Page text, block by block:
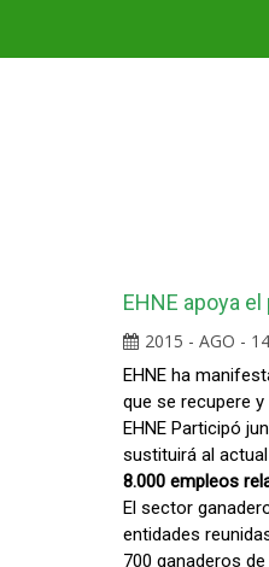
EHNE apoya
2015 - AGO - 14
EHNE ha
que se recupere
EHNE Participó
sustituirá al
8.000 empleos
El sector
entidades
700 ganaderos